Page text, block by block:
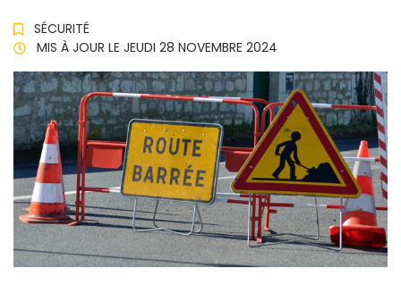
SÉCURITÉ
MIS À JOUR LE JEUDI 28 NOVEMBRE 2024